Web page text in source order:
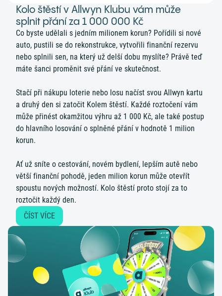
Kolo štěstí v Allwyn Klubu vám může
splnit přání za 1 000 000 Kč
Co byste udělali s jedním milionem korun? Pořídili si nové
auto, pustili se do rekonstrukce, vytvořili finanční rezervu
nebo splnili sen, na který už delší dobu myslíte? Právě teď
máte šanci proměnit své přání ve skutečnost.
Stačí při nákupu loterie nebo losu načíst svou Allwyn kartu
a druhý den si zatočit Kolem štěstí. Každé roztočení vám
může přinést okamžitou výhru až 1 000 Kč, ale také postup
do hlavního losování o splněné přání v hodnotě 1 milion
korun.
Ať už sníte o cestování, novém bydlení, lepším autě nebo
větší finanční pohodě, jeden milion korun může otevřít
spoustu nových možností. Kolo štěstí proto stojí za to
roztočit každý den.
ČÍST VÍCE